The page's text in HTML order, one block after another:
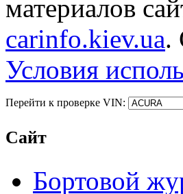
материалов
carinfo.kiev.ua.
Условия
Перейти к проверке VIN:
Сайт
Бортовой